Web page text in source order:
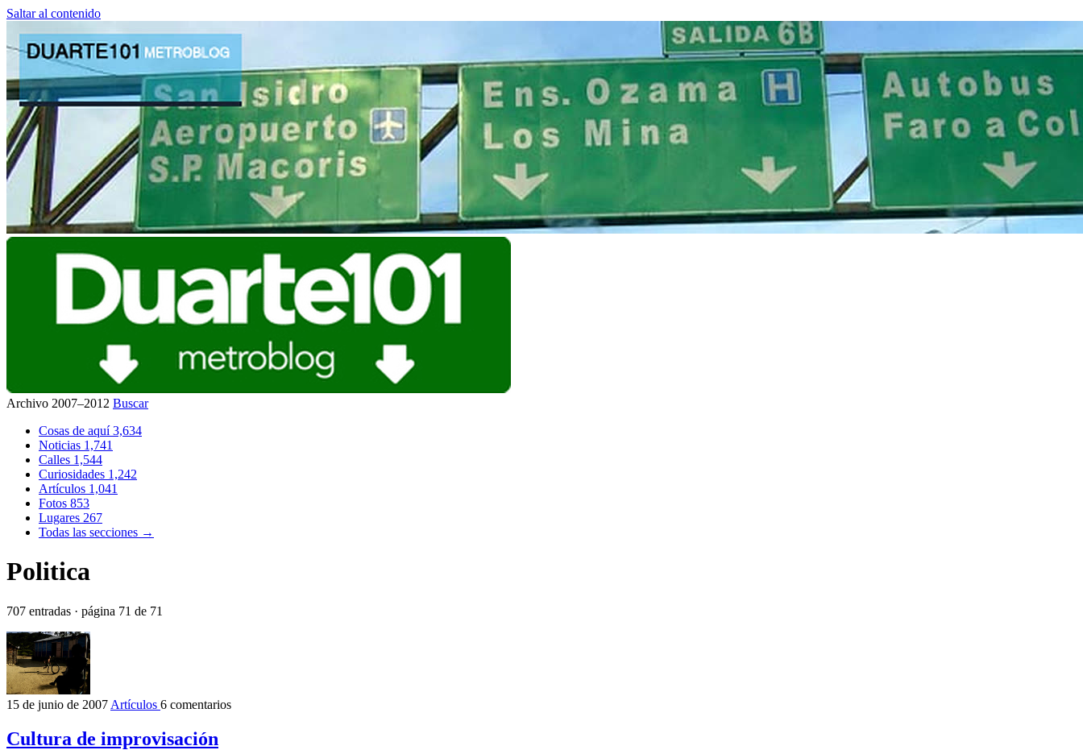
Saltar al contenido
Archivo 2007–2012 Buscar
Cosas de aquí3,634
Noticias 1,741
Calles 1,544
Curiosidades 1,242
Artículos 1,041
Fotos 853
Lugares 267
Todas las secciones →
Politica
707 entradas · página 71 de 71
15 de junio de 2007 Artículos 6 comentarios
Cultura de improvisación